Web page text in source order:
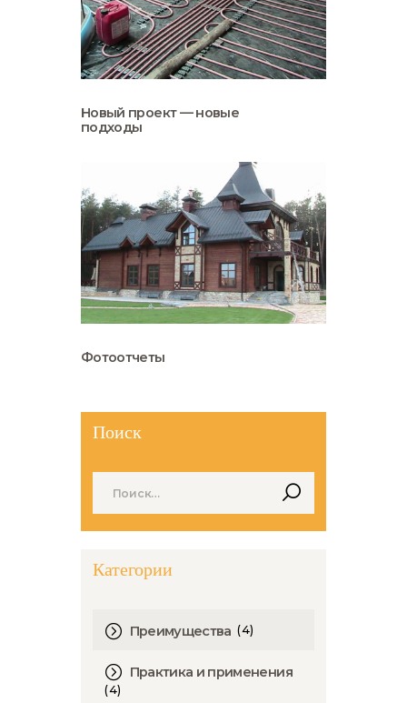
Новый проект — новые
подходы
Фотоотчеты
Поиск
Категории
Преимущества (4)
Практика и применения
(4)